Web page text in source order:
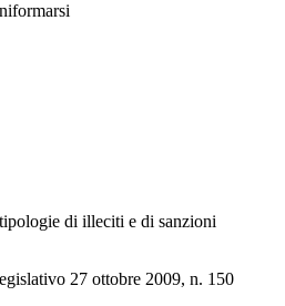
di illeciti e di sanzioni
27 ottobre 2009, n. 150